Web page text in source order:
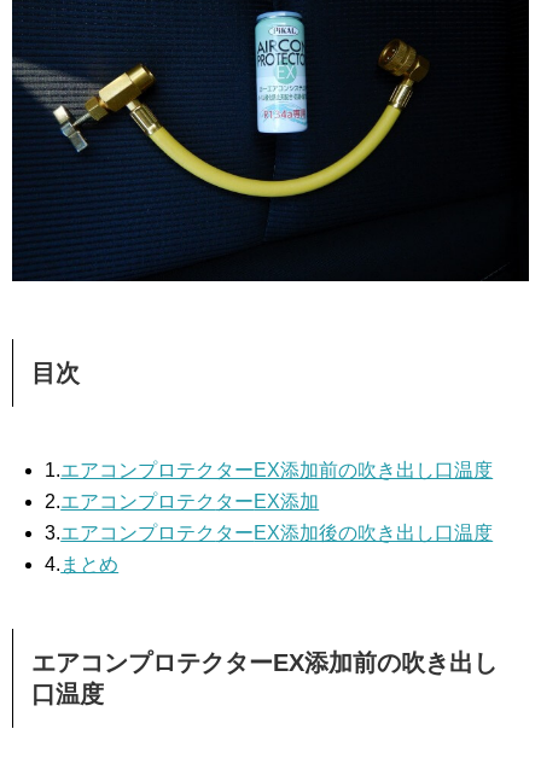
目次
1.エアコンプロテクターEX添加前の吹き出し口温度
2.エアコンプロテク ターEX添加
3.エアコンプロテク ターEX添加後の吹き出し口温度
4. まとめ
エアコンプロテクターEX添加前の吹き出し
口温度